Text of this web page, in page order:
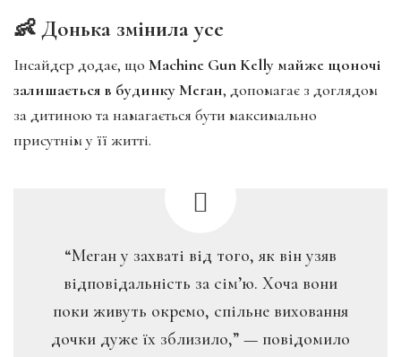
👶 Донька змінила усе
Інсайдер додає, що Machine Gun Kelly майже щоночі
залишається в будинку Меган, допомагає з доглядом
за дитиною та намагається бути максимально
присутнім у її житті.
“Меган у захваті від того, як він узяв
відповідальність за сім’ю. Хоча вони
поки живуть окремо, спільне виховання
дочки дуже їх зблизило,” — повідомило